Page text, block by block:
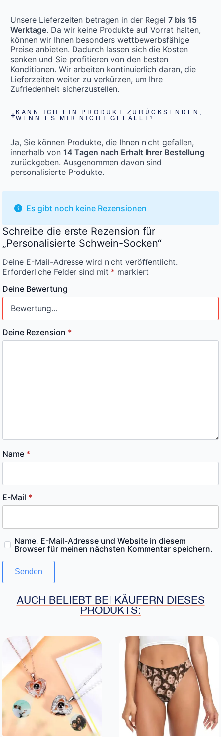
Unsere Lieferzeiten betragen in der Regel 7 bis 15
Werktage. Da wir keine Produkte auf Vorrat halten,
können wir Ihnen besonders wettbewerbsfähige
Preise anbieten. Dadurch lassen sich die Kosten
senken und Sie profitieren von den besten
Konditionen. Wir arbeiten kontinuierlich daran, die
Lieferzeiten weiter zu verkürzen, um Ihre
Zufriedenheit sicherzustellen.
KANN ICH EIN PRODUKT ZURÜCKSENDEN,
WENN ES MIR NICHT GEFÄLLT?
Ja, Sie können Produkte, die Ihnen nicht gefallen,
innerhalb von 14 Tagen nach Erhalt Ihrer Bestellung
zurückgeben. Ausgenommen davon sind
personalisierte Produkte.
Es gibt noch keine Rezensionen
Schreibe die erste Rezension für
„Personalisierte Schwein-Socken“
Deine E-Mail-Adresse wird nicht veröffentlicht.
Erforderliche Felder sind mit * markiert
Deine Bewertung
Deine Rezension *
Name *
E-Mail *
Name, E-Mail-Adresse und Website in diesem
Browser für meinen nächsten Kommentar speichern.
AUCH BELIEBT BEI KÄUFERN DIESES
PRODUKTS: